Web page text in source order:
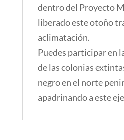
dentro del Proyecto
liberado este otoño
aclimatación.
Puedes participar en
de las colonias
negro en el norte
apadrinando a este